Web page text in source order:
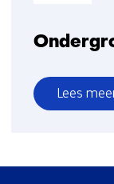
Lees
over